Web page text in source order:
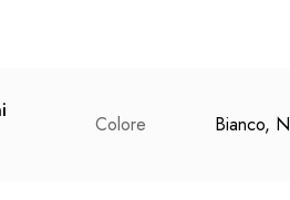
Colore Bianco,